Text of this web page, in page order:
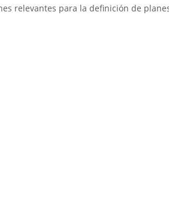
relevantes para la definición de